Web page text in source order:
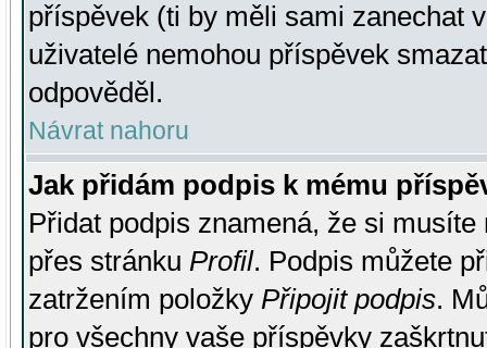
příspěvek (ti by měli sami zanechat
uživatelé nemohou příspěvek
odpověděl.
Návrat nahoru
Jak přidám podpis k mému
Přidat podpis znamená, že si
přes stránku Profil. Podpis můžete
zatržením položky Připojit podpis.
pro všechny vaše příspěvky